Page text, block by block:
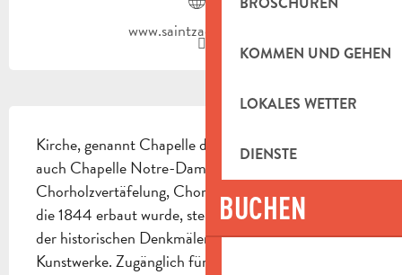
KOMMEN UND GEHEN
LOKALES WETTER
DIENSTE
BUCHEN
www.saintzacharie.com
Kirche, genannt Chapelle des Pénitents Blancs (alt),
auch Chapelle Notre-Dame-de-Pitié (alt) genannt
Chorholzvertäfelung, Chorgestühl. Diese Kapelle,
die 1844 erbaut wurde, steht derzeit auf der Liste
der historischen Denkmäler und bewahrt schöne
Kunstwerke. Zugänglich für Behinderte